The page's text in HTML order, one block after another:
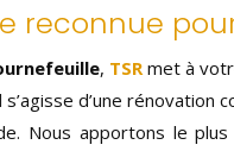
reconnue
, TSRmet à
d’une
Nous apportons le